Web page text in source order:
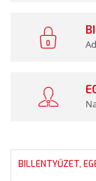
BILLENTYŰZET,